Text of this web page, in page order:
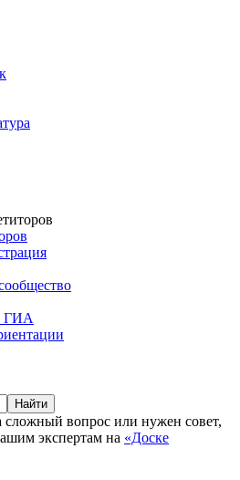
ГИА
Найти
сложный вопрос или нужен совет,
экспертам на «Доске